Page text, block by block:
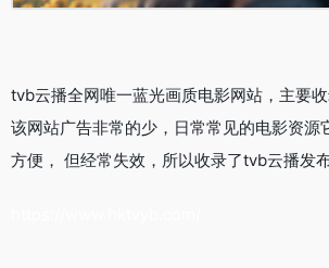
tvb云播全网唯一蓝光画质电影网站，主要
该网站广告非常的少，日常常见的电影资源
方便， 但经常失效，所以收录了tvb云播发